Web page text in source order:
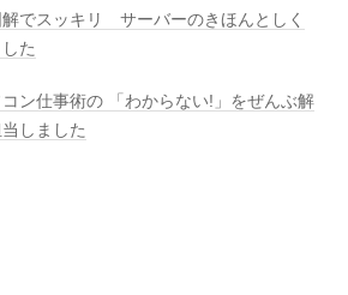
でスッキリ サーバーのきほんとしく
た
ン仕事術の 「わからない!」をぜんぶ解
しました